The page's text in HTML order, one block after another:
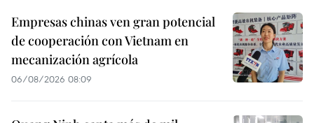
Empresas chinas ven gran potencial
de cooperación con Vietnam en
mecanización agrícola
06/08/2026 08:09